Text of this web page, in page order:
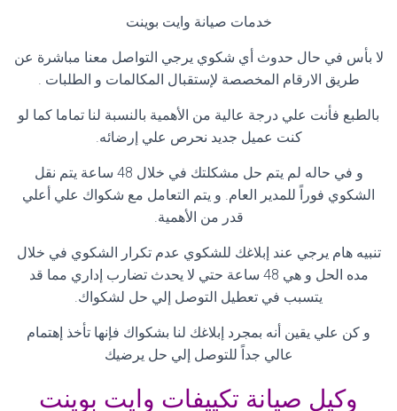
خدمات صيانة وايت بوينت
لا بأس في حال حدوث أي شكوي يرجي التواصل معنا مباشرة عن
طريق الارقام المخصصة لإستقبال المكالمات و الطلبات .
بالطبع فأنت علي درجة عالية من الأهمية بالنسبة لنا تماما كما لو
كنت عميل جديد نحرص علي إرضائه.
و في حاله لم يتم حل مشكلتك في خلال 48 ساعة يتم نقل
الشكوي فوراً للمدير العام. و يتم التعامل مع شكواك علي أعلي
قدر من الأهمية.
تنبيه هام يرجي عند إبلاغك للشكوي عدم تكرار الشكوي في خلال
مده الحل و هي 48 ساعة حتي لا يحدث تضارب إداري مما قد
يتسبب في تعطيل التوصل إلي حل لشكواك.
و كن علي يقين أنه بمجرد إبلاغك لنا بشكواك فإنها تأخذ إهتمام
عالي جداً للتوصل إلي حل يرضيك
وكيل صيانة تكييفات وايت بوينت